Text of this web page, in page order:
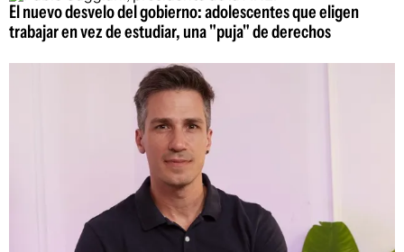
El nuevo desvelo del gobierno: adolescentes que eligen
trabajar en vez de estudiar, una "puja" de derechos